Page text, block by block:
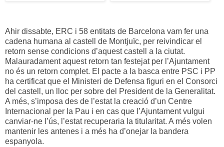
Ahir dissabte, ERC i 58 entitats de Barcelona vam fer una
cadena humana al castell de Montjuïc, per reivindicar el
retorn sense condicions d’aquest castell a la ciutat.
Malauradament aquest retorn tan festejat per l’Ajuntament
no és un retorn complet. El pacte a la basca entre PSC i PP
ha certificat que el Ministeri de Defensa figuri en el Consorci
del castell, un lloc per sobre del President de la Generalitat.
A més, s’imposa des de l’estat la creació d’un Centre
Internacional per la Pau i en cas que l’Ajuntament vulgui
canviar-ne l’ús, l’estat recuperaria la titularitat. A més volen
mantenir les antenes i a més ha d’onejar la bandera
espanyola.